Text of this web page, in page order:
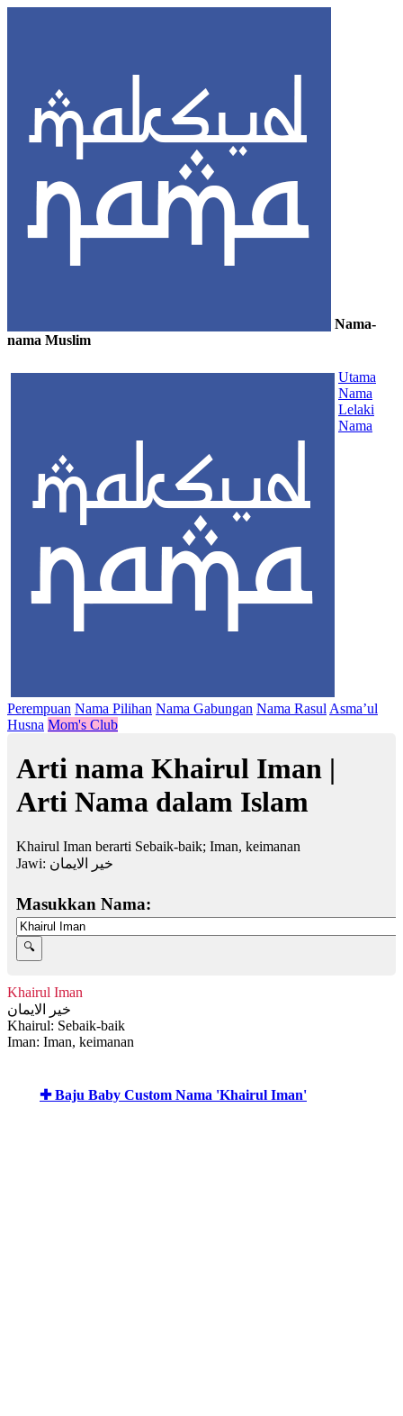
Nama-
nama Muslim
Utama
Nama
Lelaki
Nama
Perempuan Nama Pilihan Nama Gabungan Nama Rasul Asma’ul
Husna Mom's Club
Arti nama Khairul Iman |
Arti Nama dalam Islam
Khairul Iman berarti Sebaik-baik; Iman, keimanan
Jawi: خير الايمان
Masukkan Nama:
Khairul Iman
خير الايمان
Khairul: Sebaik-baik
Iman: Iman, keimanan
✚ Baju Baby Custom Nama 'Khairul Iman'